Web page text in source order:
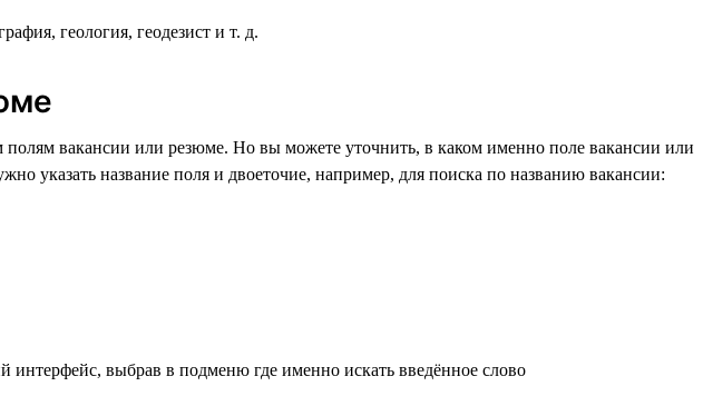
геология, геодезист и т. д.
вакансии или резюме. Но вы можете уточнить, в каком именно поле вакансии или
указать название поля и двоеточие, например, для поиска по названию вакансии:
интерфейс, выбрав в подменю где именно искать введённое слово